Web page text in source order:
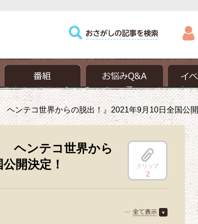
ンテコ世界からの脱出！』2021年9月10日全国公
ヘンテコ世界から
開決定！
クリップ
2